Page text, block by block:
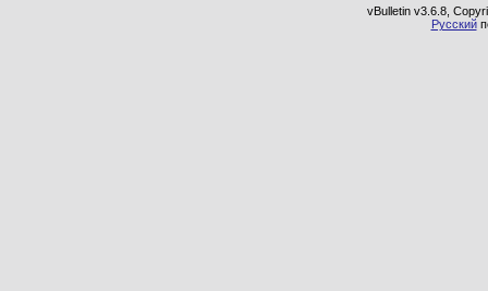
vBulletin v3.6.8,
Русский